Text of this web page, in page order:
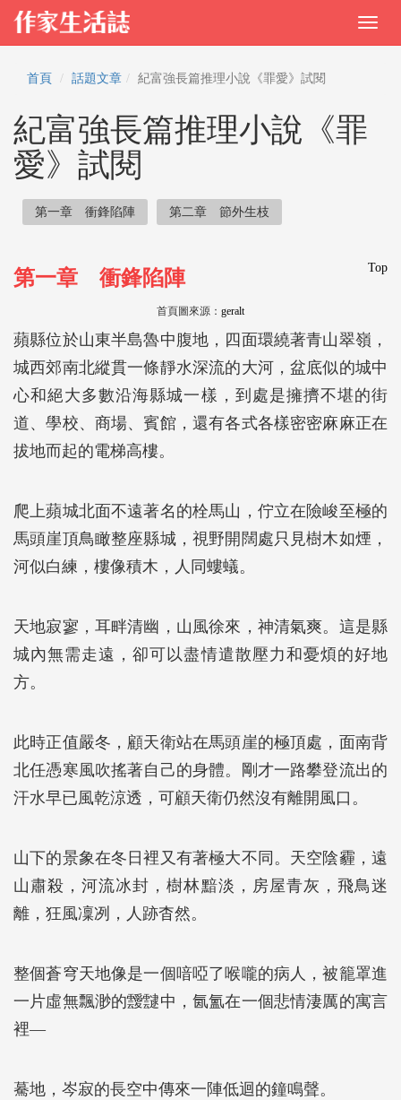
首頁 話題文章 紀富強長篇推理小說《罪愛》試閱
紀富強長篇推理小說《罪
愛》試閱
第一章 衝鋒陷陣 第二章 節外生枝
Top
第一章 衝鋒陷陣
首頁圖來源： geralt
蘋縣位於山東半島魯中腹地，四面環繞著青山翠嶺，
城西郊南北縱貫一條靜水深流的大河，盆底似的城中
心和絕大多數沿海縣城一樣，到處是擁擠不堪的街
道、學校、商場、賓館，還有各式各樣密密麻麻正在
拔地而起的電梯高樓。
爬上蘋城北面不遠著名的栓馬山，佇立在險峻至極的
馬頭崖頂鳥瞰整座縣城，視野開闊處只見樹木如煙，
河似白練，樓像積木，人同螻蟻。
天地寂寥，耳畔清幽，山風徐來，神清氣爽。這是縣
城內無需走遠，卻可以盡情遣散壓力和憂煩的好地
方。
此時正值嚴冬，顧天衛站在馬頭崖的極頂處，面南背
北任憑寒風吹搖著自己的身體。剛才一路攀登流出的
汗水早已風乾涼透，可顧天衛仍然沒有離開風口。
山下的景象在冬日裡又有著極大不同。天空陰霾，遠
山肅殺，河流冰封，樹林黯淡，房屋青灰，飛鳥迷
離，狂風凜冽，人跡杳然。
整個蒼穹天地像是一個喑啞了喉嚨的病人，被籠罩進
一片虛無飄渺的靉靆中，氤氳在一個悲情淒厲的寓言
裡—
驀地，岑寂的長空中傳來一陣低迴的鐘鳴聲。